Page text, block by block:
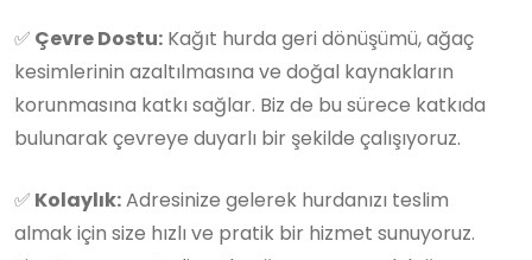
✅ Çevre Dostu: Kağıt hurda geri dönüşümü, ağaç
kesimlerinin azaltılmasına ve doğal kaynakların
korunmasına katkı sağlar. Biz de bu sürece katkıda
bulunarak çevreye duyarlı bir şekilde çalışıyoruz.
✅ Kolaylık:Adresinize gelerek hurdanızı teslim
almak için size hızlı ve pratik bir hizmet sunuyoruz.